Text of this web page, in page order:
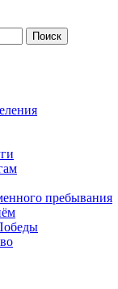
пребывания